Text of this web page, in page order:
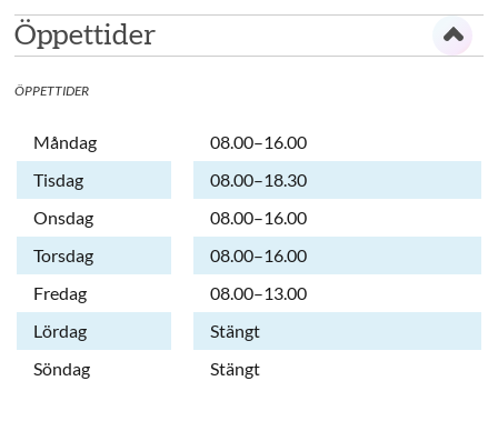
Öppettider
ÖPPETTIDER
Dag
Öppettider
Kommentarer
Måndag
08.00–16.00
Tisdag
08.00–18.30
Onsdag
08.00–16.00
Torsdag
08.00–16.00
Fredag
08.00–13.00
Lördag
Stängt
Söndag
Stängt